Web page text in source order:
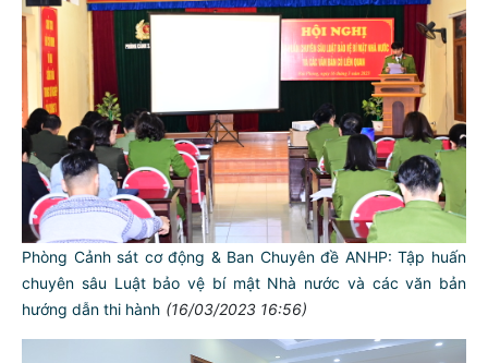
Phòng Cảnh sát cơ động & Ban Chuyên đề ANHP: Tập huấn
chuyên sâu Luật bảo vệ bí mật Nhà nước và các văn bản
hướng dẫn thi hành (16/03/2023 16:56)